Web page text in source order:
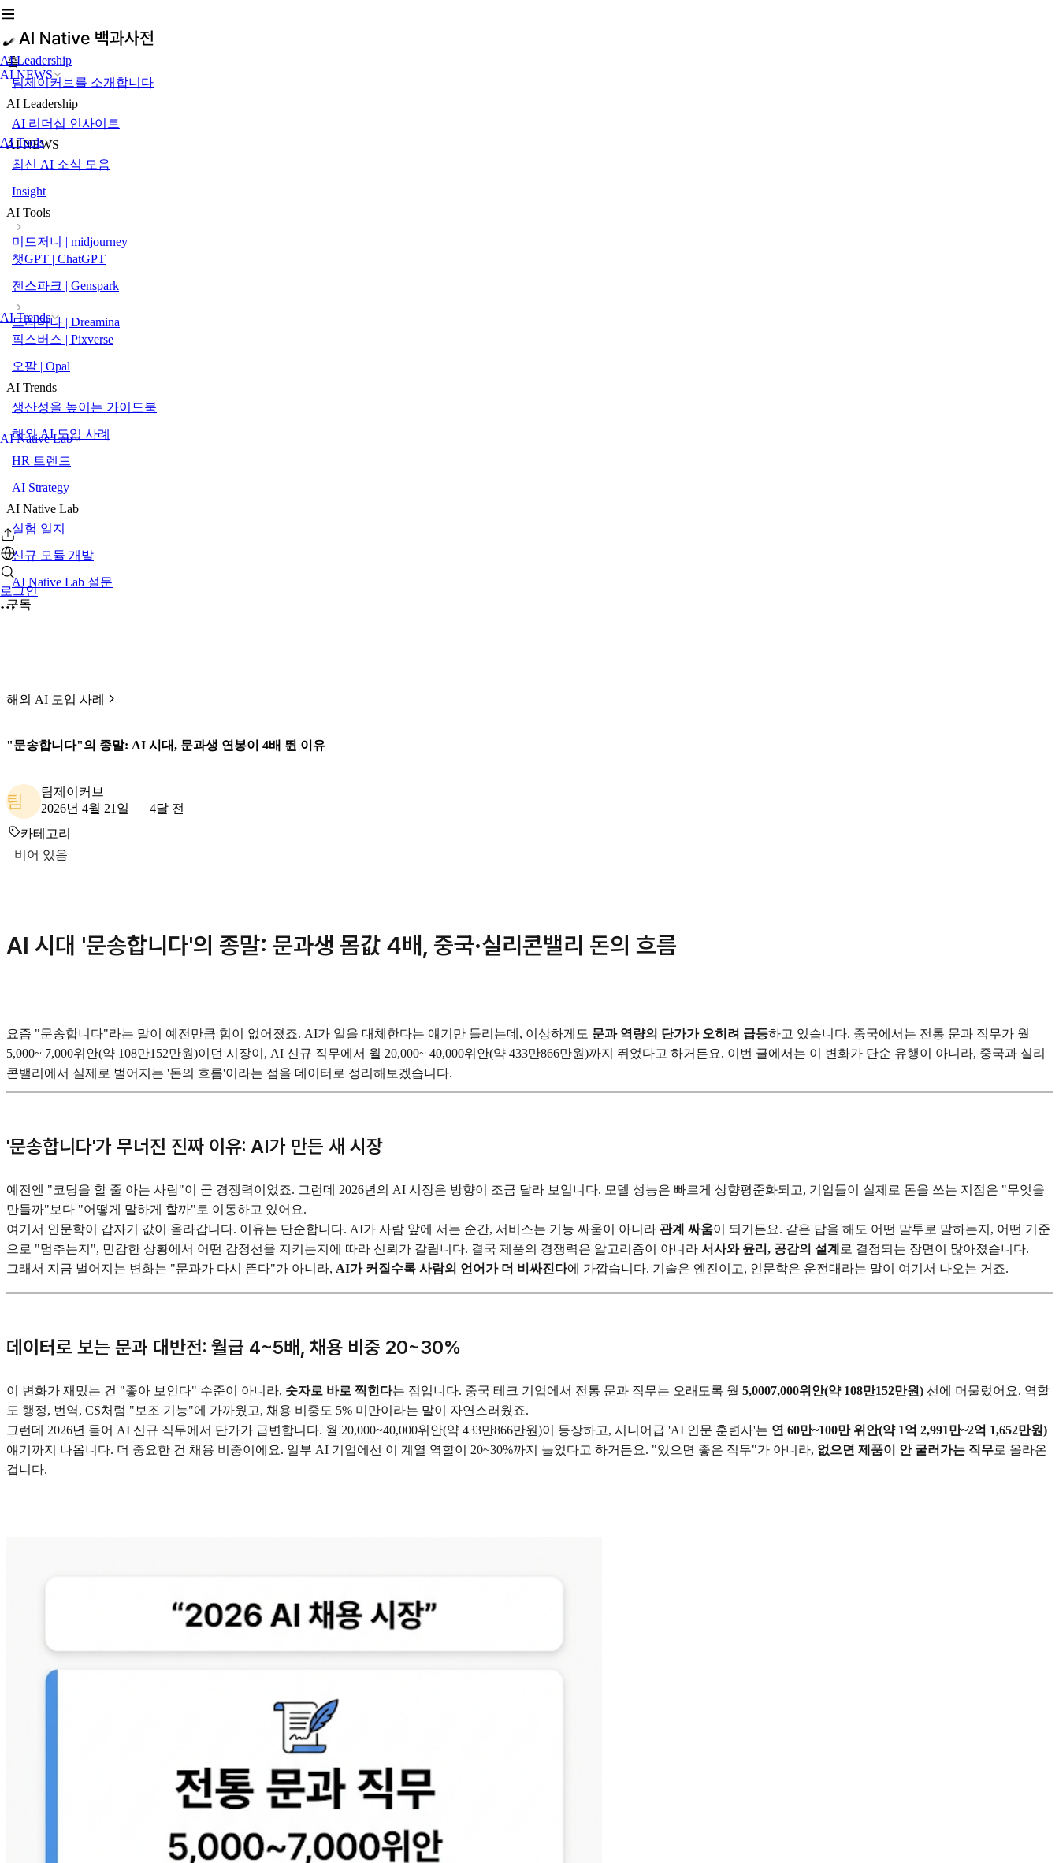
AI Leadership
AI NEWS
AI Tools
AI Trends
AI Native Lab
로그인
홈
팀제이커브를 소개합니다
AI Leadership
AI 리더십 인사이트
AI NEWS
최신 AI 소식 모음
Insight
AI Tools
미드저니 | midjourney
챗GPT | ChatGPT
젠스파크 | Genspark
드리미나 | Dreamina
픽스버스 | Pixverse
오팔 | Opal
AI Trends
생산성을 높이는 가이드북
해외 AI 도입 사례
HR 트렌드
AI Strategy
AI Native Lab
실험 일지
신규 모듈 개발
AI Native Lab 설문
구독
해외 AI 도입 사례
"문송합니다"의 종말: AI 시대, 문과생 연봉이 4배 뛴 이유
팀
팀제이커브
2026년 4월 21일
4달 전
카테고리
비어 있음
AI 시대 '문송합니다'의 종말: 문과생 몸값 4배, 중국·실리콘밸리 돈의 흐름
요즘 "문송합니다"라는 말이 예전만큼 힘이 없어졌죠. AI가 일을 대체한다는 얘기만 들리는데, 이상하게도 문과 역량의 단가가 오히려 급등하고 있습니다. 중국에서는 전통 문과 직무가 월
5,000~ 7,000위안(약 108만152만원)이던 시장이, AI 신규 직무에서 월 20,000~ 40,000위안(약 433만866만원)까지 뛰었다고 하거든요. 이번 글에서는 이 변화가 단순 유행이 아니라, 중국과 실리
콘밸리에서 실제로 벌어지는 '돈의 흐름'이라는 점을 데이터로 정리해보겠습니다.
'문송합니다'가 무너진 진짜 이유: AI가 만든 새 시장
예전엔 "코딩을 할 줄 아는 사람"이 곧 경쟁력이었죠. 그런데 2026년의 AI 시장은 방향이 조금 달라 보입니다. 모델 성능은 빠르게 상향평준화되고, 기업들이 실제로 돈을 쓰는 지점은 "무엇을
만들까"보다 "어떻게 말하게 할까"로 이동하고 있어요.
여기서 인문학이 갑자기 값이 올라갑니다. 이유는 단순합니다. AI가 사람 앞에 서는 순간, 서비스는 기능 싸움이 아니라 관계 싸움이 되거든요. 같은 답을 해도 어떤 말투로 말하는지, 어떤 기준
으로 "멈추는지", 민감한 상황에서 어떤 감정선을 지키는지에 따라 신뢰가 갈립니다. 결국 제품의 경쟁력은 알고리즘이 아니라 서사와 윤리, 공감의 설계 로 결정되는 장면이 많아졌습니다.
그래서 지금 벌어지는 변화는 "문과가 다시 뜬다"가 아니라, AI가 커질수록 사람의 언어가 더 비싸진다에 가깝습니다. 기술은 엔진이고, 인문학은 운전대라는 말이 여기서 나오는 거죠.
데이터로 보는 문과 대반전: 월급 4~5배, 채용 비중 20~30%
이 변화가 재밌는 건 "좋아 보인다" 수준이 아니라, 숫자로 바로 찍힌다는 점입니다. 중국 테크 기업에서 전통 문과 직무는 오래도록 월 5,0007,000위안(약 108만152만원) 선에 머물렀어요. 역할
도 행정, 번역, CS처럼 "보조 기능"에 가까웠고, 채용 비중도 5% 미만이라는 말이 자연스러웠죠.
그런데 2026년 들어 AI 신규 직무에서 단가가 급변합니다. 월 20,000~40,000위안(약 433만866만원)이 등장하고, 시니어급 'AI 인문 훈련사'는 연 60만~100만 위안(약 1억 2,991만~2억 1,652만원)
얘기까지 나옵니다. 더 중요한 건 채용 비중이에요. 일부 AI 기업에선 이 계열 역할이 20~30%까지 늘었다고 하거든요. "있으면 좋은 직무"가 아니라, 없으면 제품이 안 굴러가는 직무로 올라온
겁니다.